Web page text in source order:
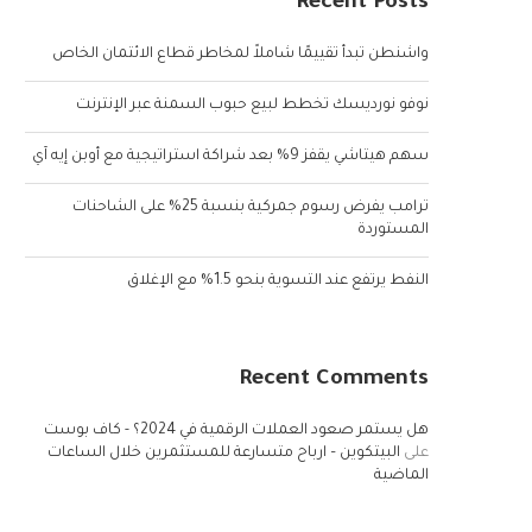
واشنطن تبدأ تقييمًا شاملاً لمخاطر قطاع الائتمان الخاص
نوفو نورديسك تخطط لبيع حبوب السمنة عبر الإنترنت
سهم هيتاشي يقفز 9% بعد شراكة استراتيجية مع أوبن إيه آي
ترامب يفرض رسوم جمركية بنسبة 25% على الشاحنات
المستوردة
النفط يرتفع عند التسوية بنحو 1.5% مع الإغلاق
Recent Comments
هل يستمر صعود العملات الرقمية في 2024؟ - كاف بوست
على البيتكوين – ارباح متسارعة للمستثمرين خلال الساعات
الماضية